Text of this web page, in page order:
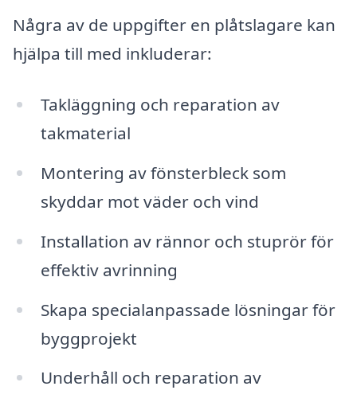
Några av de uppgifter en plåtslagare kan
hjälpa till med inkluderar:
Takläggning och reparation av
takmaterial
Montering av fönsterbleck som
skyddar mot väder och vind
Installation av rännor och stuprör för
effektiv avrinning
Skapa specialanpassade lösningar för
byggprojekt
Underhåll och reparation av